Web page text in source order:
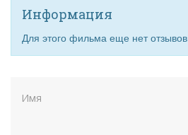
Информация
Для этого фильма еще нет отзывов